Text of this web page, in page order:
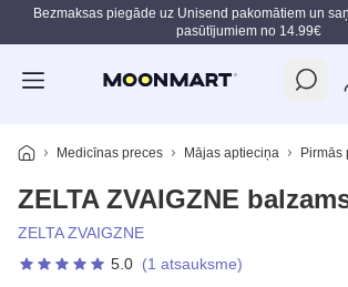
Pāriet uz galveno saturu
Bezmaksas piegāde uz Unisend pakomātiem un
pasūtījumiem no 14.99€
Medicīnas preces Mājas aptieciņa Pirmās
ZELTA ZVAIGZNE
ZELTA ZVAIGZNE
5.0 (1 atsauksme)